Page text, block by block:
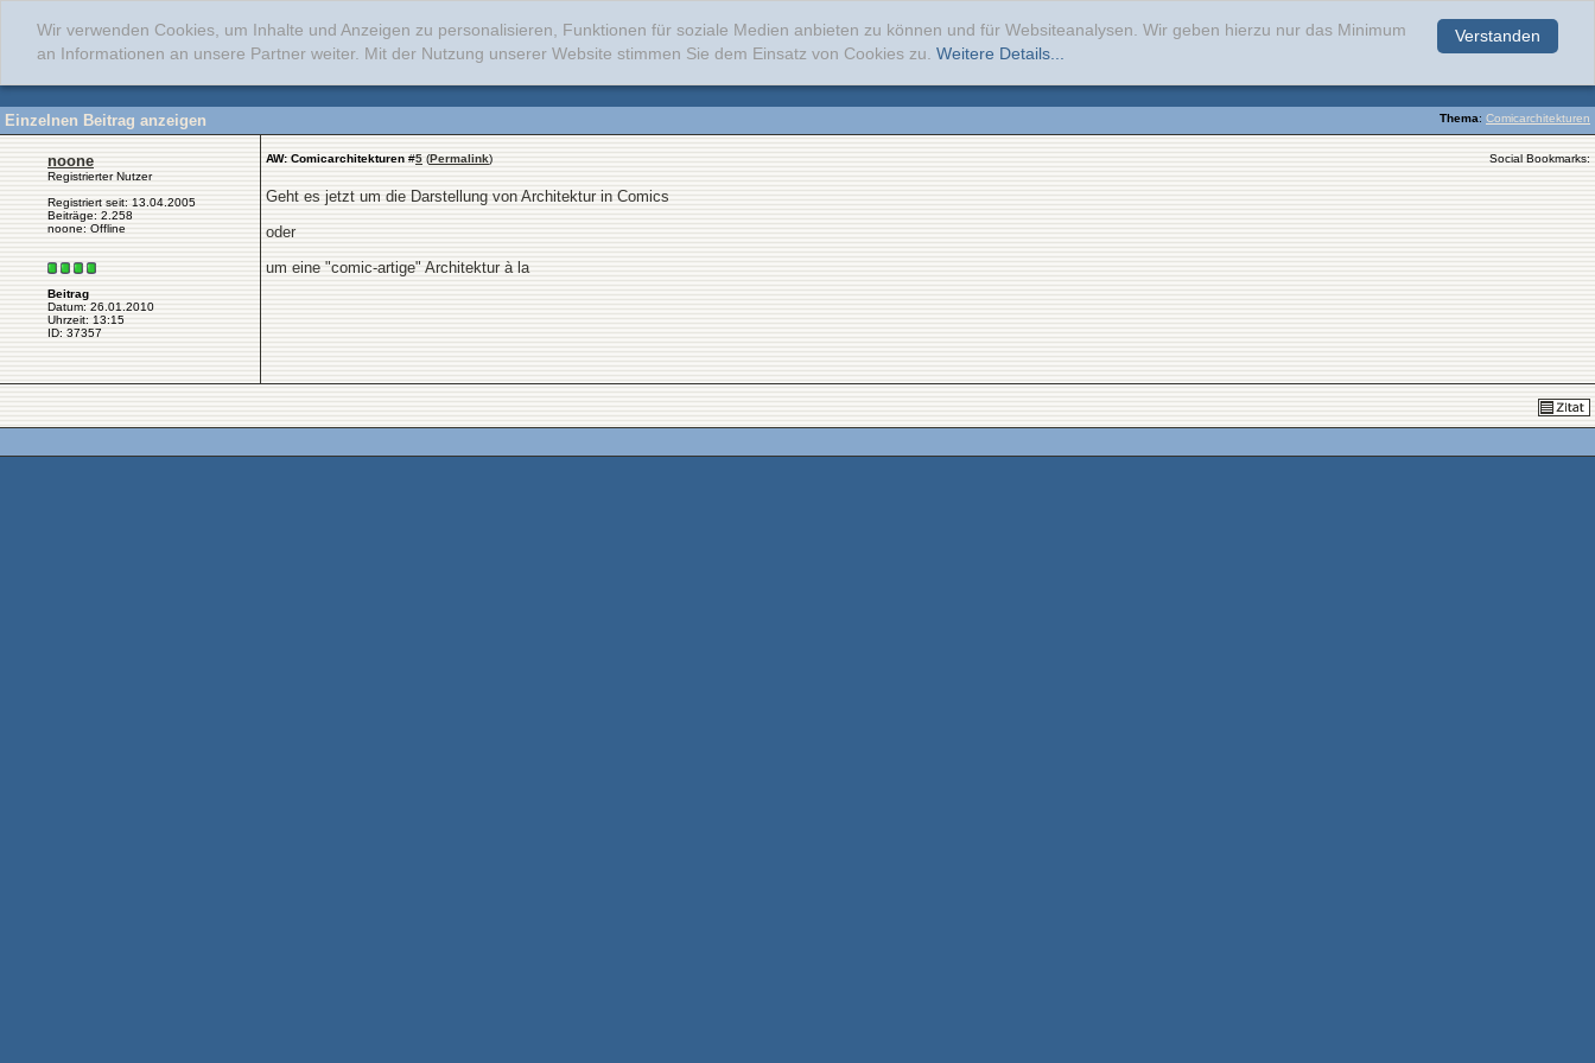
Verstanden
Wir verwenden Cookies, um Inhalte und Anzeigen zu personalisieren, Funktionen für soziale Medien anbieten zu können und für Websiteanalysen. Wir geben hierzu nur das Minimum
an Informationen an unsere Partner weiter. Mit der Nutzung unserer Website stimmen Sie dem Einsatz von Cookies zu. Weitere Details...
Thema: Comicarchitekturen
Einzelnen Beitrag anzeigen
noone
Registrierter Nutzer
Registriert seit: 13.04.2005
Beiträge: 2.258
noone: Offline
Beitrag
Datum: 26.01.2010
Uhrzeit: 13:15
ID: 37357
AW: Comicarchitekturen #5 (Permalink) Social Bookmarks:
Geht es jetzt um die Darstellung von Architektur in Comics
oder
um eine "comic-artige" Architektur à la